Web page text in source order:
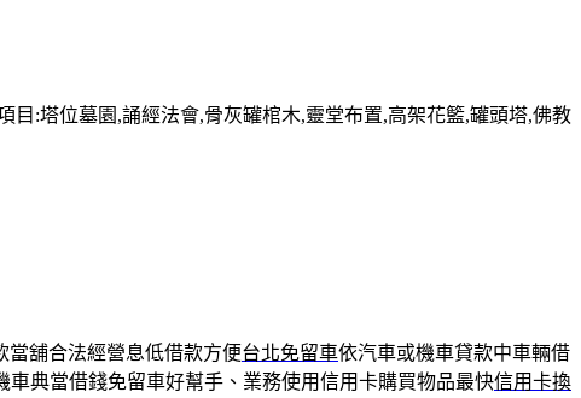
:塔位墓園,誦經法會,骨灰罐棺木,靈堂布置,高架花籃,罐頭塔,佛教
當舖合法經營息低借款方便台北免留車依汽車或機車貸款中車輛借
車典當借錢免留車好幫手、業務使用信用卡購買物品最快信用卡換